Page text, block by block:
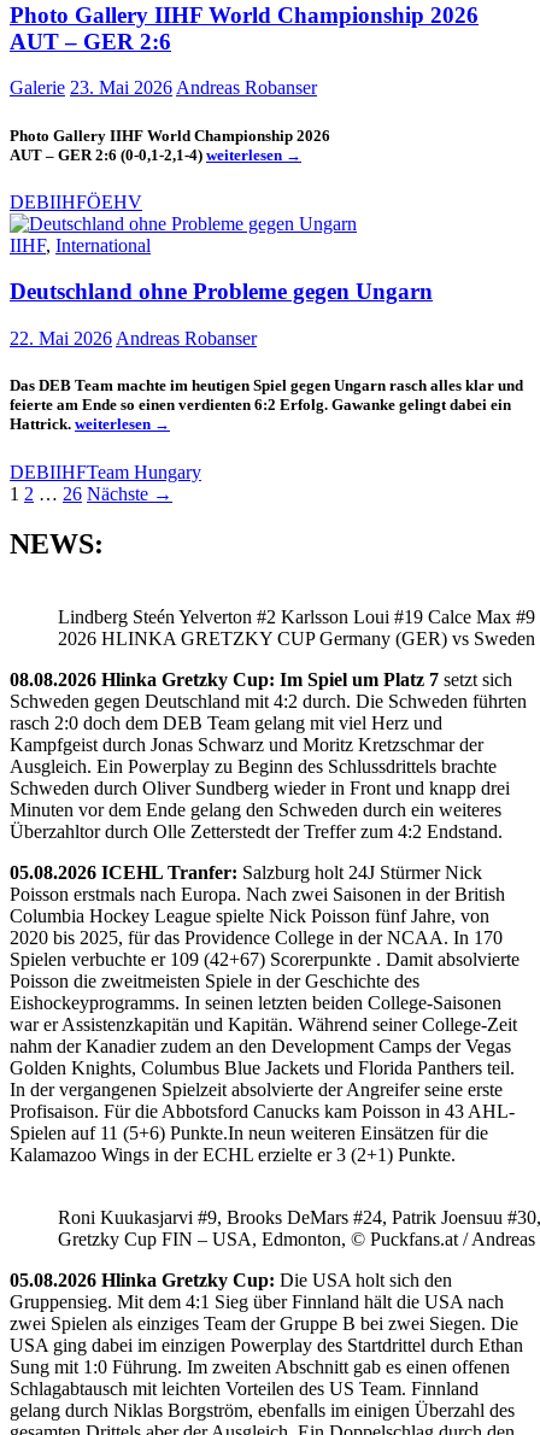
2:6
Photo Gallery IIHF World Championship 2026
AUT – GER 2:6
Galerie 23. Mai 2026 Andreas Robanser
Photo Gallery IIHF World Championship 2026
AUT – GER 2:6 (0-0,1-2,1-4) Photo
Championship
–
GER
weiterlesen →
DEBIIHFÖEHV
IIHF, International
Deutschland ohne Probleme gegen Ungarn
22. Mai 2026 Andreas Robanser
Das DEB Team machte im heutigen Spiel gegen Ungarn rasch alles klar und
feierte am Ende so einen verdienten 6:2 Erfolg. Gawanke gelingt dabei ein
Hattrick. Deutschland
Probleme
gegen
Ungarn
weiterlesen →
DEBIIHFTeam Hungary
Beitragsnavigation
1 2 … 26 Nächste →
NEWS:
Lindberg Steén Yelverton #2 Karlsson Loui #19 Calce Max #9
2026 HLINKA GRETZKY CUP Germany (GER) vs Sweden
08.08.2026 Hlinka Gretzky Cup: Im Spiel um Platz 7 setzt sich
Schweden gegen Deutschland mit 4:2 durch. Die Schweden führten
rasch 2:0 doch dem DEB Team gelang mit viel Herz und
Kampfgeist durch Jonas Schwarz und Moritz Kretzschmar der
Ausgleich. Ein Powerplay zu Beginn des Schlussdrittels brachte
Schweden durch Oliver Sundberg wieder in Front und knapp drei
Minuten vor dem Ende gelang den Schweden durch ein weiteres
Überzahltor durch Olle Zetterstedt der Treffer zum 4:2 Endstand.
05.08.2026 ICEHL Tranfer: Salzburg holt 24J Stürmer Nick
Poisson erstmals nach Europa. Nach zwei Saisonen in der British
Columbia Hockey League spielte Nick Poisson fünf Jahre, von
2020 bis 2025, für das Providence College in der NCAA. In 170
Spielen verbuchte er 109 (42+67) Scorerpunkte . Damit absolvierte
Poisson die zweitmeisten Spiele in der Geschichte des
Eishockeyprogramms. In seinen letzten beiden College-Saisonen
war er Assistenzkapitän und Kapitän. Während seiner College-Zeit
nahm der Kanadier zudem an den Development Camps der Vegas
Golden Knights, Columbus Blue Jackets und Florida Panthers teil.
In der vergangenen Spielzeit absolvierte der Angreifer seine erste
Profisaison. Für die Abbotsford Canucks kam Poisson in 43 AHL-
Spielen auf 11 (5+6) Punkte.In neun weiteren Einsätzen für die
Kalamazoo Wings in der ECHL erzielte er 3 (2+1) Punkte.
Roni Kuukasjarvi #9, Brooks DeMars #24, Patrik Joensuu
Gretzky Cup FIN – USA, Edmonton, © Puckfans.at / Andreas
05.08.2026 Hlinka Gretzky Cup: Die USA holt sich den
Gruppensieg. Mit dem 4:1 Sieg über Finnland hält die USA nach
zwei Spielen als einziges Team der Gruppe B bei zwei Siegen. Die
USA ging dabei im einzigen Powerplay des Startdrittel durch Ethan
Sung mit 1:0 Führung. Im zweiten Abschnitt gab es einen offenen
Schlagabtausch mit leichten Vorteilen des US Team. Finnland
gelang durch Niklas Borgström, ebenfalls im einigen Überzahl des